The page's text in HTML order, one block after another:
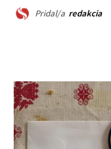
Pridal/a redakcia